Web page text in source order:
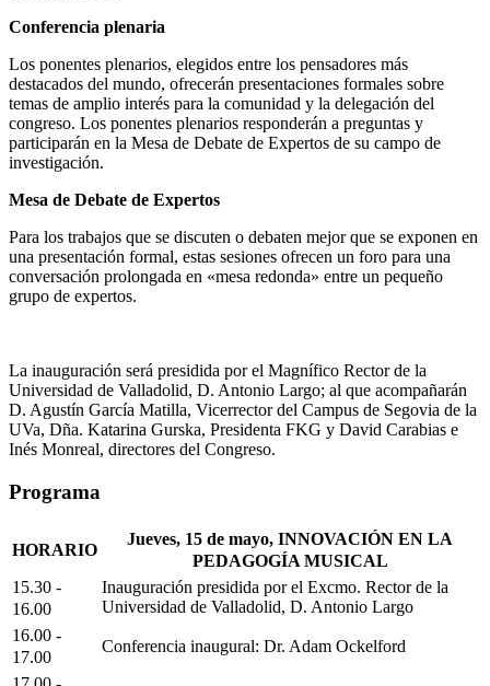
Conferencia plenaria
Los ponentes plenarios, elegidos entre los pensadores más
destacados del mundo, ofrecerán presentaciones formales sobre
temas de amplio interés para la comunidad y la delegación del
congreso. Los ponentes plenarios responderán a preguntas y
participarán en la Mesa de Debate de Expertos de su campo de
investigación.
Mesa de Debate de Expertos
Para los trabajos que se discuten o debaten mejor que se exponen en
una presentación formal, estas sesiones ofrecen un foro para una
conversación prolongada en «mesa redonda» entre un pequeño
grupo de expertos.
La inauguración será presidida por el Magnífico Rector de la
Universidad de Valladolid, D. Antonio Largo; al que acompañarán
D. Agustín García Matilla, Vicerrector del Campus de Segovia de la
UVa, Dña. Katarina Gurska, Presidenta FKG y David Carabias e
Inés Monreal, directores del Congreso.
Programa
HORARIO
Jueves, 15 de mayo, INNOVACIÓN EN LA
PEDAGOGÍA MUSICAL
15.30 -
16.00
Inauguración presidida por el Excmo. Rector de la
Universidad de Valladolid, D. Antonio Largo
16.00 -
17.00
Conferencia inaugural: Dr. Adam Ockelford